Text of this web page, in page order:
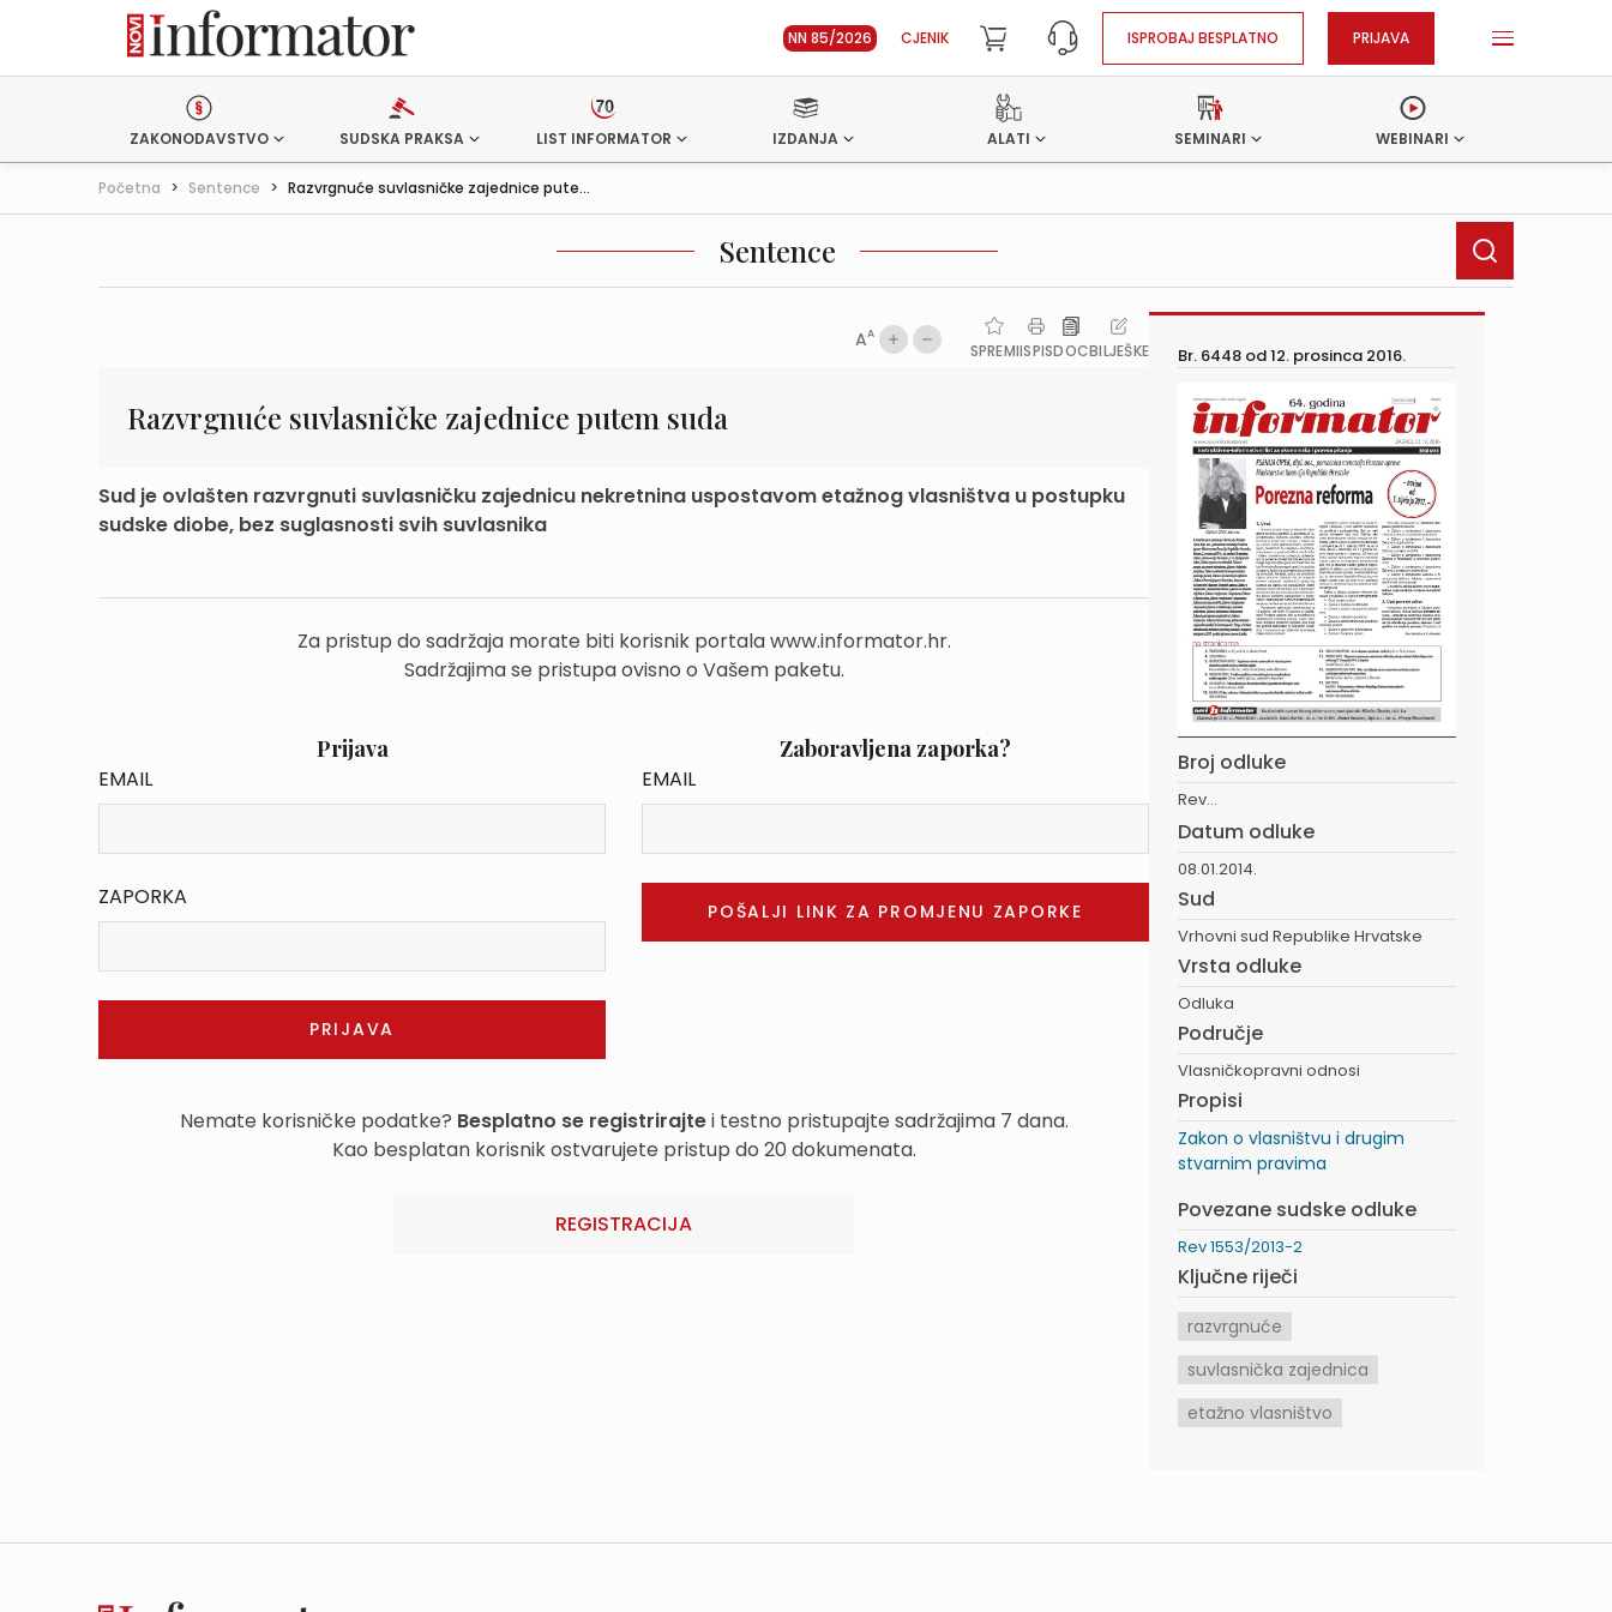
NN 85/2026 CJENIK ISPROBAJ BESPLATNO PRIJAVA
ZAKONODAVSTVO SUDSKA PRAKSA LIST INFORMATOR IZDANJA ALATI SEMINARI WEBINARI
Početna > Sentence > Razvrgnuće suvlasničke zajednice pute...
Sentence
AA
SPREMIISPISDOCBILJEŠKE
Razvrgnuće suvlasničke zajednice putem suda
Sud je ovlašten razvrgnuti suvlasničku zajednicu nekretnina uspostavom etažnog vlasništva u postupku
sudske diobe, bez suglasnosti svih suvlasnika
Za pristup do sadržaja morate biti korisnik portala www.informator.hr.
Sadržajima se pristupa ovisno o Vašem paketu.
Prijava
EMAIL
ZAPORKA
Zaboravljena zaporka?
EMAIL
Nemate korisničke podatke? Besplatno se registrirajtei testno pristupajte sadržajima 7 dana.
Kao besplatan korisnik ostvarujete pristup do 20 dokumenata.
REGISTRACIJA
Br. 6448 od12. prosinca 2016.
Broj odluke
Rev...
Datum odluke
08.01.2014.
Sud
Vrhovni sud Republike Hrvatske
Vrsta odluke
Odluka
Područje
Vlasničkopravni odnosi
Propisi
Zakon o vlasništvu i drugim
stvarnim pravima
Povezane sudske odluke
Rev 1553/2013-2
Ključne riječi
razvrgnuće
suvlasnička zajednica
etažno vlasništvo